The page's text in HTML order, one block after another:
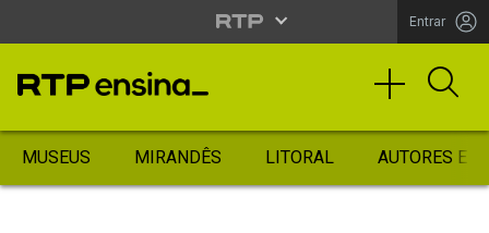
Entrar
MUSEUS MIRANDÊS LITORAL AUTORES